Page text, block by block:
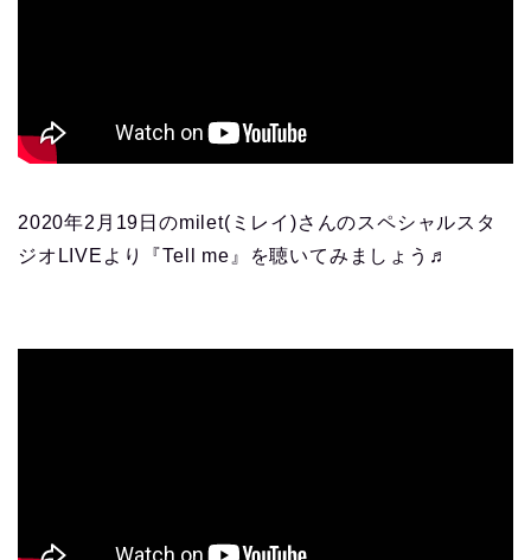
2020年2月19日のmilet(ミレイ)さんのスペシャルスタ
ジオLIVEより『Tell me』を聴いてみましょう♬